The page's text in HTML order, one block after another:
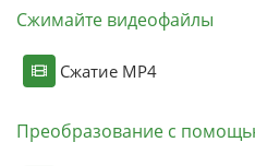
Сжимайте видеофайлы
Сжатие MP4
Преобразование с